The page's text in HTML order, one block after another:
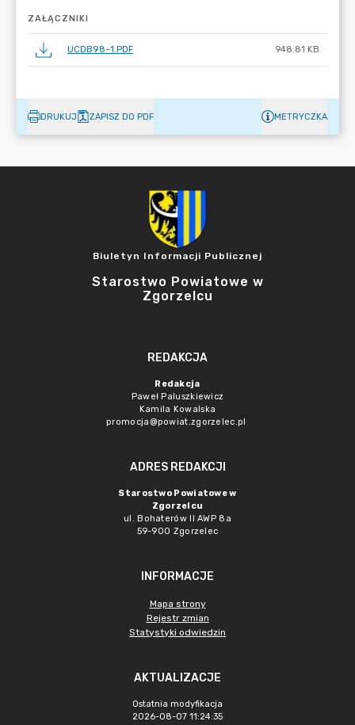
ZAŁĄCZNIKI
UCDB98~1.PDF 948.81 KB
DRUKUJ ZAPISZ DO PDF METRYCZKA
Biuletyn Informacji Publicznej
Starostwo Powiatowe w
Zgorzelcu
REDAKCJA
Redakcja
Paweł Paluszkiewicz
Kamila Kowalska
promocja@powiat.zgorzelec.pl
ADRES REDAKCJI
Starostwo Powiatowe w
Zgorzelcu
ul. Bohaterów II AWP 8a
59-900 Zgorzelec
INFORMACJE
Mapa strony
Rejestr zmian
Statystyki odwiedzin
AKTUALIZACJE
Ostatnia modyfikacja
2026-08-07 11:24:35